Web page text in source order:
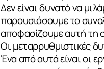
Δεν είναι δυνατό να
παρουσιάσουμε το
αποφασίζουμε αυτή τη
Οι μεταρρυθμιστικές
Ένα από αυτά είναι οι